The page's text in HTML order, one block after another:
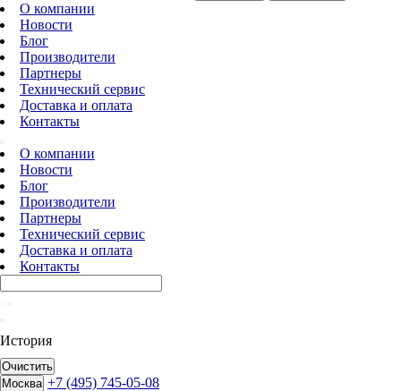
О компании
Новости
Блог
Производители
Партнеры
Технический сервис
Доставка и оплата
Контакты
О компании
Новости
Блог
Производители
Партнеры
Технический сервис
Доставка и оплата
Контакты
История
Очистить
Москва +7 (495) 745-05-08